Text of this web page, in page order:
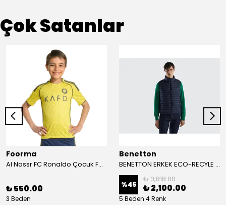
Çok Satanlar
Foorma
Al Nassr FC Ronaldo Çocuk Forma 2'li Takım(Şort/T-Shirt)
₺ 550.00
3 Beden
Benetton
BENETTON ERKEK ECO-RECYLE DOLGULU PUFA YELEK
%45
₺ 3,818.00
₺ 2,100.00
5 Beden 4 Renk